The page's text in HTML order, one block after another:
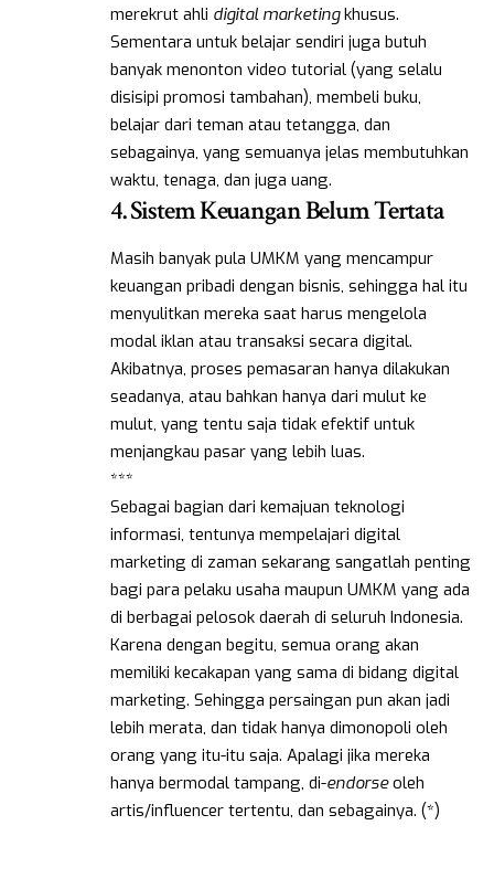
merekrut ahli digital marketingkhusus.
Sementara untuk belajar sendiri juga butuh
banyak menonton video tutorial (yang selalu
disisipi promosi tambahan), membeli buku,
belajar dari teman atau tetangga, dan
sebagainya, yang semuanya jelas membutuhkan
waktu, tenaga, dan juga uang.
4. Sistem Keuangan Belum Tertata
Masih banyak pula UMKM yang mencampur
keuangan pribadi dengan bisnis, sehingga hal itu
menyulitkan mereka saat harus mengelola
modal iklan atau transaksi secara digital.
Akibatnya, proses pemasaran hanya dilakukan
seadanya, atau bahkan hanya dari mulut ke
mulut, yang tentu saja tidak efektif untuk
menjangkau pasar yang lebih luas.
***
Sebagai bagian dari kemajuan teknologi
informasi, tentunya mempelajari digital
marketing di zaman sekarang sangatlah penting
bagi para pelaku usaha maupun UMKM yang ada
di berbagai pelosok daerah di seluruh Indonesia.
Karena dengan begitu, semua orang akan
memiliki kecakapan yang sama di bidang digital
marketing. Sehingga persaingan pun akan jadi
lebih merata, dan tidak hanya dimonopoli oleh
orang yang itu-itu saja. Apalagi jika mereka
hanya bermodal tampang, di-endorseoleh
artis/influencer tertentu, dan sebagainya. (*)